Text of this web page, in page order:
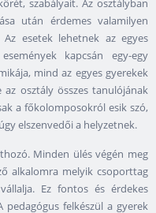
szabályait. Az osztályban
után érdemes valamilyen
esetek lehetnek az egyes
kapcsán egy-egy
mind az egyes gyerekek
osztály összes tanulójának
a főkolomposokról esik szó,
elszenvedői a helyzetnek.
Minden ülés végén meg
alkalomra melyik csoporttag
Ez fontos és érdekes
felkészül a gyerek